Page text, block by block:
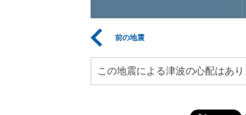
前の地震
この地震による津波の心配はあり